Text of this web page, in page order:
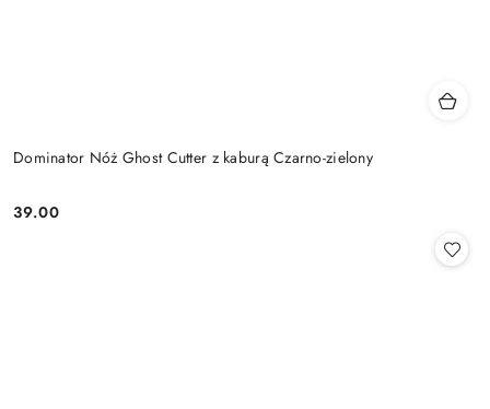
Dominator Nóż Ghost Cutter z kaburą Czarno-zielony
Cena:
39.00